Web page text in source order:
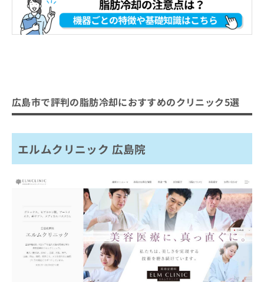
広島市で評判の脂肪冷却におすすめのクリニック5選
エルムクリニック 広島院